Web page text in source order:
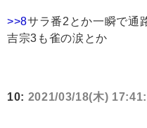
>>8サラ番2とか一瞬で通
吉宗3も雀の涙とか
10: 2021/03/18(木)